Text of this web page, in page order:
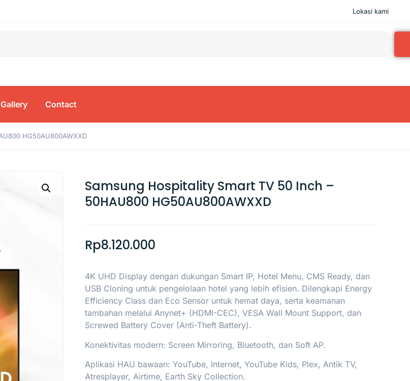
Lokasi kami
Gallery Contact
HG50AU800AWXXD
Samsung Hospitality Smart TV 50 Inch –
50HAU800 HG50AU800AWXXD
Rp8.120.000
4K UHD Display dengan dukungan Smart IP, Hotel Menu, CMS Ready, dan
USB Cloning untuk pengelolaan hotel yang lebih efisien. Dilengkapi Energy
Efficiency Class dan Eco Sensor untuk hemat daya, serta keamanan
tambahan melalui Anynet+ (HDMI-CEC), VESA Wall Mount Support, dan
Screwed Battery Cover (Anti-Theft Battery).
Konektivitas modern: Screen Mirroring, Bluetooth, dan Soft AP.
Aplikasi HAU bawaan: YouTube, Internet, YouTube Kids, Plex, Antik TV,
Atresplayer, Airtime, Earth Sky Collection.